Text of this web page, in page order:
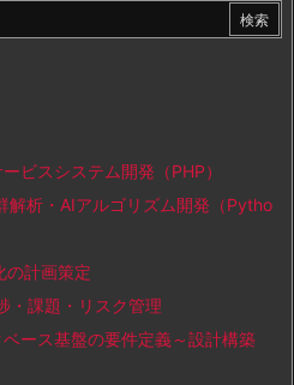
ビスシステム開発（PHP）
解析・AIアルゴリズム開発（Pytho
の計画策定
・課題・リスク管理
ベース基盤の要件定義～設計構築